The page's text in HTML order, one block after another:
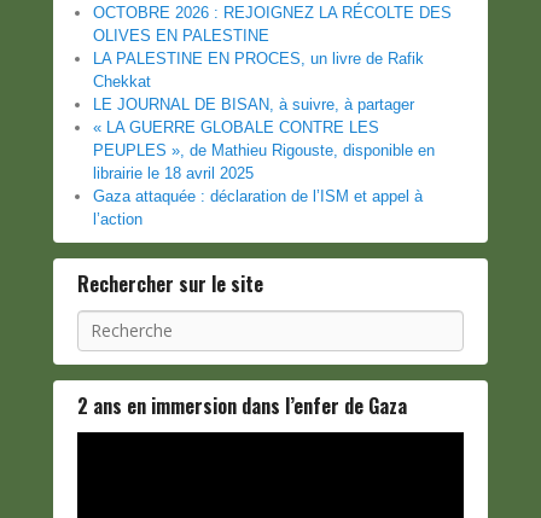
OCTOBRE 2026 : REJOIGNEZ LA RÉCOLTE DES
OLIVES EN PALESTINE
LA PALESTINE EN PROCES, un livre de Rafik
Chekkat
LE JOURNAL DE BISAN, à suivre, à partager
« LA GUERRE GLOBALE CONTRE LES
PEUPLES », de Mathieu Rigouste, disponible en
librairie le 18 avril 2025
Gaza attaquée : déclaration de l’ISM et appel à
l’action
Rechercher sur le site
Recherche
2 ans en immersion dans l’enfer de Gaza